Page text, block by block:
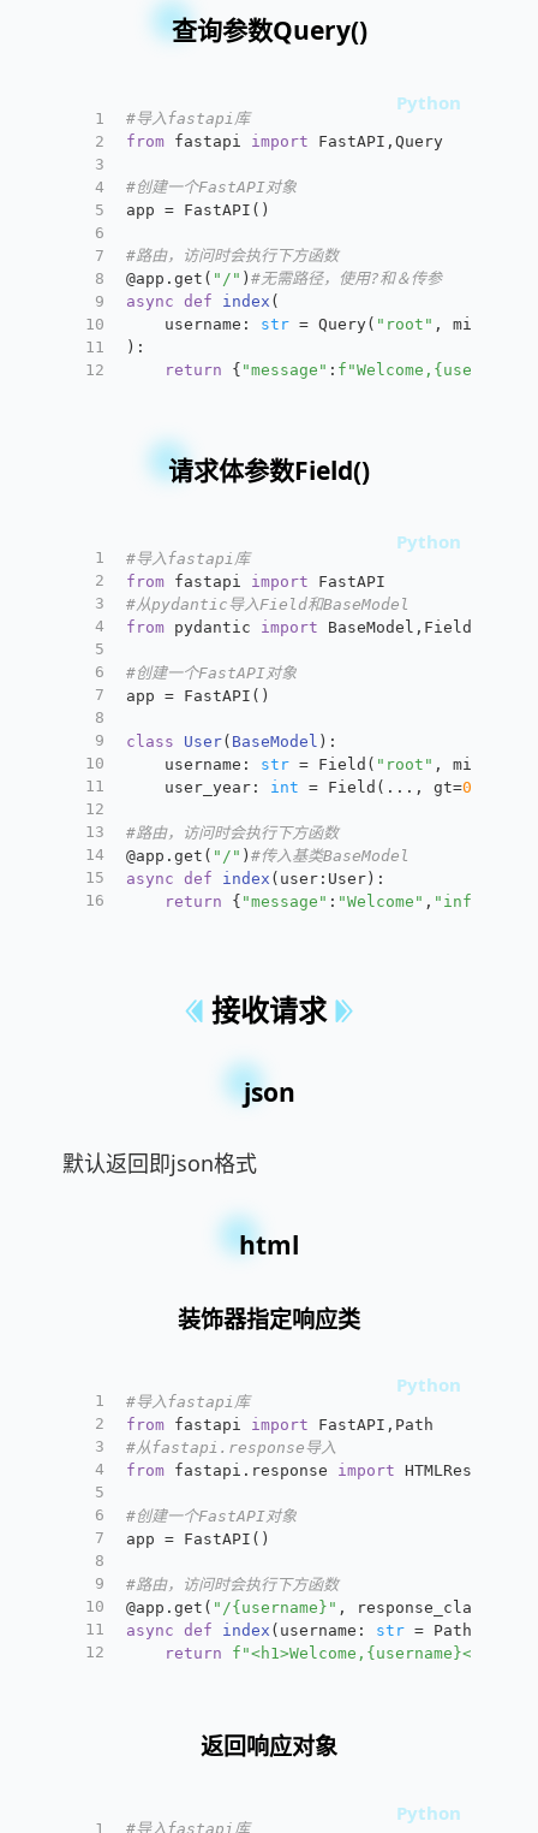
查询参数Query()
1
2
3
4
5
6
7
8
9
10
11
12
#导入fastapi库
from fastapi import FastAPI,Query
#创建一个FastAPI对象
app = FastAPI()
#路由，访问时会执行下方函数
@app.get( "/" )#无需路径，使用?和＆传参
async
def index (
    username:
str = Query( "root" ,
):
return { "message" : f"Welcome, {username}
请求体参数Field()
1
2
3
4
5
6
7
8
9
10
11
12
13
14
15
16
#导入fastapi库
from fastapi import FastAPI
#从pydantic导入Field和BaseModel
from pydantic import BaseModel,Field
#创建一个FastAPI对象
app = FastAPI()
class User( BaseModel ):
    username:
str = Field( "root" ,
	user_year:
int = Field(..., gt=0
#路由，访问时会执行下方函数
@app.get( "/" )#传入基类BaseModel
async
def index ( user:User):
return { "message" : "Welcome" ,
接收请求
json
默认返回即json格式
html
装饰器指定响应类
1
2
3
4
5
6
7
8
9
10
11
12
#导入fastapi库
from fastapi import FastAPI,Path
#从fastapi.response导入
from fastapi.response import HTMLResponse
#创建一个FastAPI对象
app = FastAPI()
#路由，访问时会执行下方函数
@app.get( "/{username}" , response_class =
async
def index ( username: str = Path(
return
f"<h1>Welcome, {username}<h1>"
返回响应对象
1 #导入fastapi库